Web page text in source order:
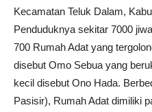
Kecamatan Teluk Dalam,
Penduduknya sekitar 7000
700 Rumah Adat yang
disebut Omo Sebua yang
kecil disebut Ono Hada.
Pasisir), Rumah Adat dimiliki